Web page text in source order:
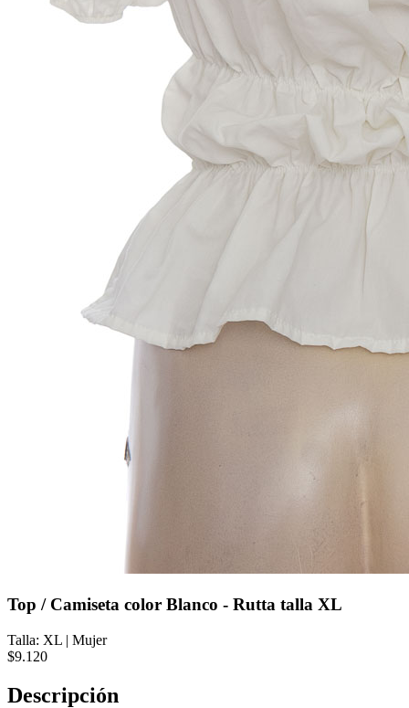
Top / Camiseta color Blanco - Rutta talla XL
Talla: XL | Mujer
$9.120
Descripción